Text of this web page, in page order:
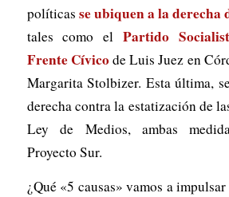
políticas se ubiquen a la
tales como elPartido
Frente Cívicode Luis Juez en
Margarita Stolbizer. Esta última,
derecha contra la estatización de
Ley de Medios, ambas
Proyecto Sur.
¿Qué «5 causas» vamos a